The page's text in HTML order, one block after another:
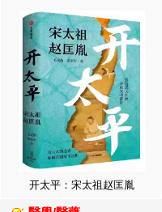
开太平：宋太祖赵匡胤